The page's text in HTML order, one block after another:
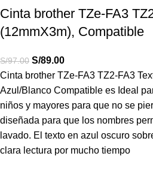
Cinta brother TZe-FA3
(12mmX3m), Compatible
S/97.00 S/89.00
Cinta brother TZe-FA3 TZ2-FA3
Azul/Blanco Compatible es Ideal
niños y mayores para que no se
diseñada para que los nombres
lavado. El texto en azul oscuro
clara lectura por mucho tiempo